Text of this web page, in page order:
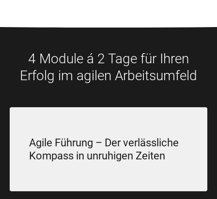
4 Module á 2 Tage für Ihren
Erfolg im agilen Arbeitsumfeld
Agile Führung – Der verlässliche
Kompass in unruhigen Zeiten